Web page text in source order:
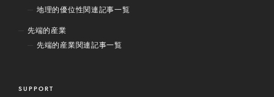
地理的優位性関連記事一覧
先端的産業
先端的産業関連記事一覧
SUPPORT